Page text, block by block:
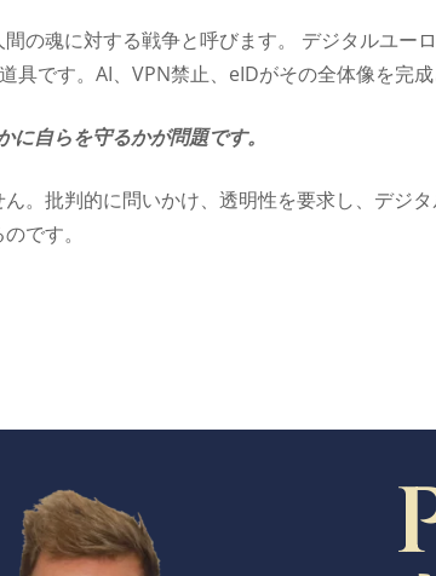
の魂に対する戦争と呼びます。 デジタルユー
です。AI、VPN禁止、eIDがその全体像を完成
自らを守るかが問題です。
。批判的に問いかけ、透明性を要求し、デジ
です。